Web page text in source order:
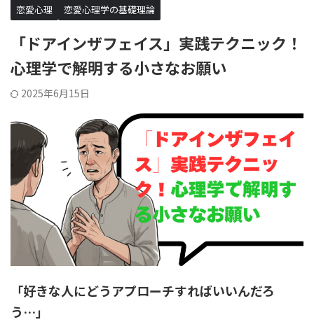
恋愛心理
恋愛心理学の基礎理論
「ドアインザフェイス」実践テクニック！
心理学で解明する小さなお願い
2025年6月15日
「好きな人にどうアプローチすればいいんだろ
う…」